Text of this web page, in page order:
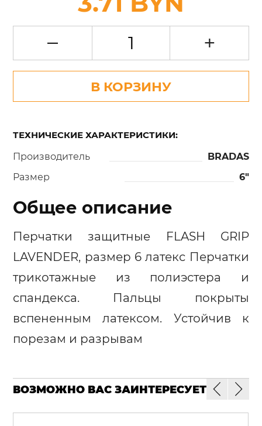
+
–
В КОРЗИНУ
ТЕХНИЧЕСКИЕ ХАРАКТЕРИСТИКИ:
Производитель
BRADAS
Размер
6"
Общее описание
Перчатки защитные FLASH GRIP
LAVENDER, размер 6 латекс Перчатки
трикотажные из полиэстера и
спандекса. Пальцы покрыты
вспененным латексом. Устойчив к
порезам и разрывам
ВОЗМОЖНО ВАС ЗАИНТЕРЕСУЕТ